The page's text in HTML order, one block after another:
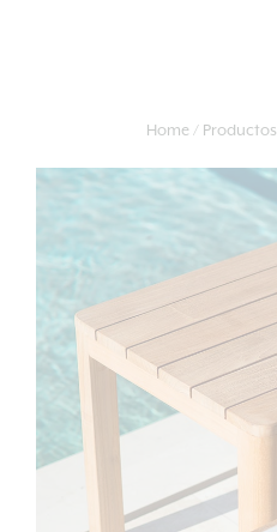
Home Productos